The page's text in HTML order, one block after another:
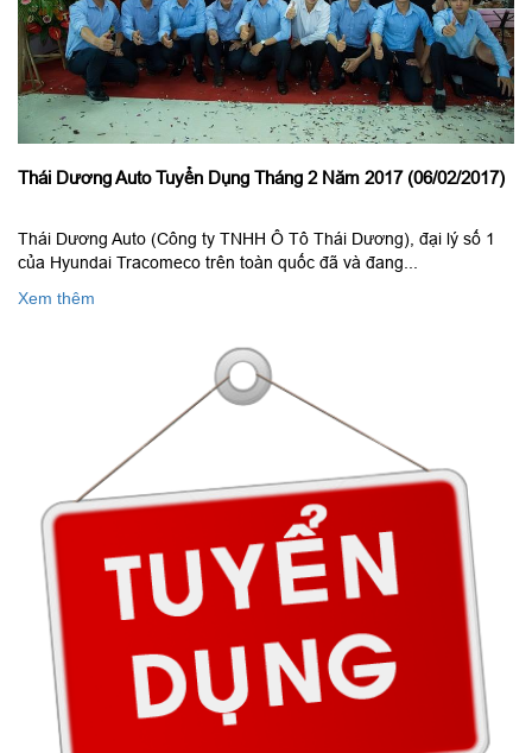
Thái Dương Auto Tuyển Dụng Tháng 2 Năm 2017 (06/02/2017)
Thái Dương Auto (Công ty TNHH Ô Tô Thái Dương), đại lý số 1
của Hyundai Tracomeco trên toàn quốc đã và đang...
Xem thêm